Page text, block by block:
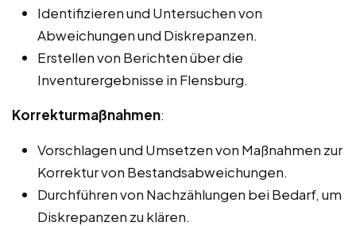
Identifizieren und Untersuchen von
Abweichungen und Diskrepanzen.
Erstellen von Berichten über die
Inventurergebnisse in Flensburg.
Korrekturmaßnahmen:
Vorschlagen und Umsetzen von Maßnahmen zur
Korrektur von Bestandsabweichungen.
Durchführen von Nachzählungen bei Bedarf, um
Diskrepanzen zu klären.